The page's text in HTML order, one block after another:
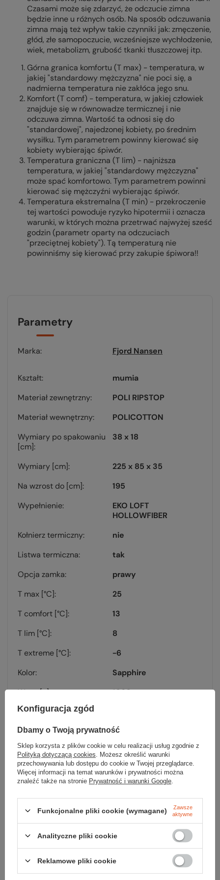
Czasami może się zdarzyć, że odczucie zimna
będzie inne u różnych osób. Na sposób odczuwania
zimna mają też wpływ takie czynniki jak: zmęczenie,
głód, złe samopoczucie, wcześniejsze wychłodzenie,
wiek, metabolizm, grubość tkanki tłuszczowej itp.
Górna granica komfortu (T max) - temperatura, w
jakiej "standardowy mężczyzna" nie poci się, a
nadmierna temperatura nie zakłóca jego snu.
Komfort (T comf) - temperatura, w jakiej człowiek
znajduje się w równowadze termicznej i nie
odczuwa zimna. Wartość ta odnosi się do
"standardowej", najedzonej kobiety, po średnim
wysiłku. Tym parametrem powinny kierować się
kobiety wybierając śpiwór.
Temperatura graniczna (T lim) - najniższa
temperatura, w jakiej "standardowy mężczyzna"
może spać komfortowo. Tym parametrem powinni
kierować się mężczyźni wybierając śpiwór.
Temperatura ekstremalna (T min) - przekroczenie
tej wartości powoduje ryzyko hipotermii i oznacza
warunki, w których można przetrwać najwyżej sześć
godzin (parametr oparty na odczuciach
"przeciętnej kobiety"). Tą temperaturą nie
powinniśmy się kierować przy zakupie śpiwora!!
Parametry
Marka Fjord Nansen
Kształt
mumia
Materiał zewnętrzny
POLI RIPSTOP
Materiał wewnętrzny
POLICOTTON
Wymiary po spakowaniu
[cm]
38 x 18
Wymiary [cm]
225 x 85 x 35
Na wzrost do [cm]
195
Wypełnienie
EKO LOFT
HOLLOWFIBER
Kołnierz termiczny
nie
Listwa termiczna
tak
Opcja zamka
prawy
T max [°C]
25
T comfort [°C]
13
T lim [°C]
8
T extreme [°C]
-6
Kolor
Sapphire
Waga [g]
1060
Kod EAN
Sprawdź
czy masz wszystko
TWOJA LISTA SPRZĘTOWA
Konfiguracja zgód
Dbamy o Twoją prywatność
Sklep korzysta z plików cookie w celu realizacji usług zgodnie z
Polityką dotyczącą cookies . Możesz określić warunki
przechowywania lub dostępu do cookie w Twojej przeglądarce.
Więcej informacji na temat warunków i prywatności można
znaleźć także na stronie Prywatność i warunki Google
Funkcjonalne pliki cookie (wymagane)
Zawsze
aktywne
Analityczne pliki cookie
Reklamowe pliki cookie